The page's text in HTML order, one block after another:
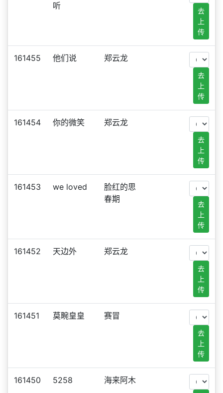
听
去
上
传
161455 他们说 郑云龙
去
上
传
161454 你的微笑 郑云龙
去
上
传
161453 we loved
脸红的思
春期
去
上
传
161452 天边外 郑云龙
去
上
传
161451 莫畹皇皇 赛冒
去
上
传
161450 5258 海来阿木